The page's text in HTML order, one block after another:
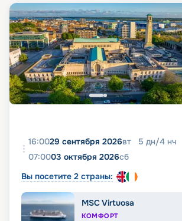
16:0029 сентября 2026вт 5 дн/4 нч
07:0003 октября 2026сб
Вы посетите 2 страны:
MSC Virtuosa
КОМФОРТ